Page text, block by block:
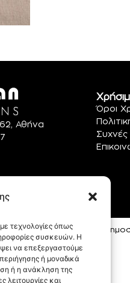
τεχνολογίες όπως
συσκευών. Η
να επεξεργαστούμε
ή μοναδικά
ή η ανάκληση της
λειτουργίες και
Αθήνα
Όροι
– Απαγορεύεται η